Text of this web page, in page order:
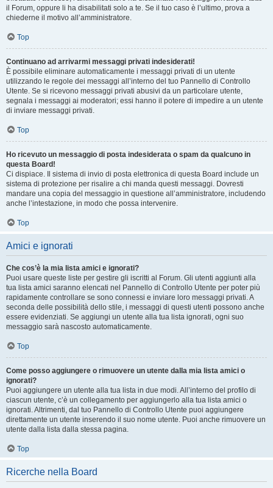
il Forum, oppure li ha disabilitati solo a te. Se il tuo caso è l’ultimo, prova a
chiederne il motivo all’amministratore.
Top
Continuano ad arrivarmi messaggi privati indesiderati!
È possibile eliminare automaticamente i messaggi privati ​​di un utente
utilizzando le regole dei messaggi all’interno del tuo Pannello di Controllo
Utente. Se si ricevono messaggi privati ​​abusivi da un particolare utente,
segnala i messaggi ai moderatori; essi hanno il potere di impedire a un utente
di inviare messaggi privati​​.
Top
Ho ricevuto un messaggio di posta indesiderata o spam da qualcuno in
questa Board!
Ci dispiace. Il sistema di invio di posta elettronica di questa Board include un
sistema di protezione per risalire a chi manda questi messaggi. Dovresti
mandare una copia del messaggio in questione all’amministratore, includendo
anche l’intestazione, in modo che possa intervenire.
Top
Amici e ignorati
Che cos’è la mia lista amici e ignorati?
Puoi usare queste liste per gestire gli iscritti al Forum. Gli utenti aggiunti alla
tua lista amici saranno elencati nel Pannello di Controllo Utente per poter più
rapidamente controllare se sono connessi e inviare loro messaggi privati. A
seconda delle possibilità dello stile, i messaggi di questi utenti possono anche
essere evidenziati. Se aggiungi un utente alla tua lista ignorati, ogni suo
messaggio sarà nascosto automaticamente.
Top
Come posso aggiungere o rimuovere un utente dalla mia lista amici o
ignorati?
Puoi aggiungere un utente alla tua lista in due modi. All’interno del profilo di
ciascun utente, c’è un collegamento per aggiungerlo alla tua lista amici o
ignorati. Altrimenti, dal tuo Pannello di Controllo Utente puoi aggiungere
direttamente un utente inserendo il suo nome utente. Puoi anche rimuovere un
utente dalla lista dalla stessa pagina.
Top
Ricerche nella Board